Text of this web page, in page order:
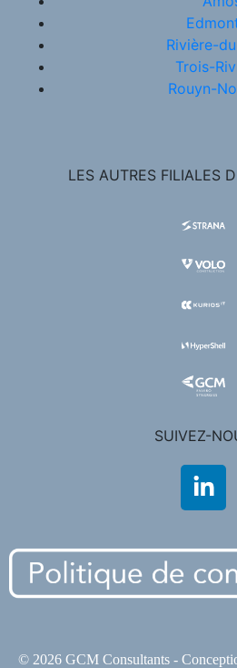
Rivière-
Trois-
Rouyn-
LES AUTRES FILIALES
SUIVEZ-
© 2026 GCM Consultants -